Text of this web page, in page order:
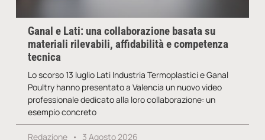
Ganal e Lati: una collaborazione basata su
materiali rilevabili, affidabilità e competenza
tecnica
Lo scorso 13 luglio Lati Industria Termoplastici e Ganal
Poultry hanno presentato a Valencia un nuovo video
professionale dedicato alla loro collaborazione: un
esempio concreto
Redazione 3 Agosto 2026